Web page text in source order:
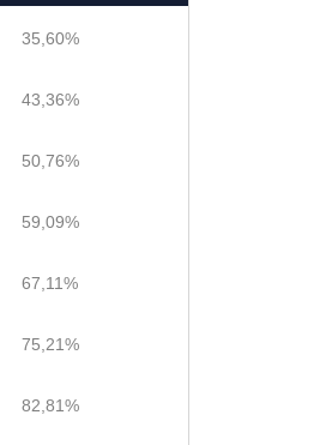
35,60%
43,36%
50,76%
59,09%
67,11%
75,21%
82,81%